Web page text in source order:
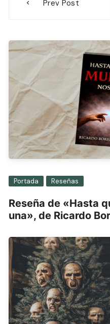
Prev Post
Portada Reseñas
Reseña de «Hasta
una», de Ricardo